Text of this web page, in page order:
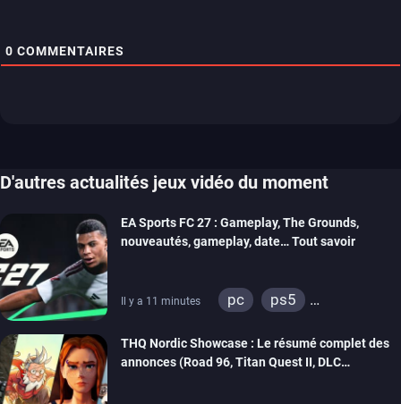
0 COMMENTAIRES
D'autres actualités jeux vidéo du moment
EA Sports FC 27 : Gameplay, The Grounds,
nouveautés, gameplay, date… Tout savoir
Il y a 11 minutes pc
ps5
THQ Nordic Showcase : Le résumé complet des
annonces (Road 96, Titan Quest II, DLC